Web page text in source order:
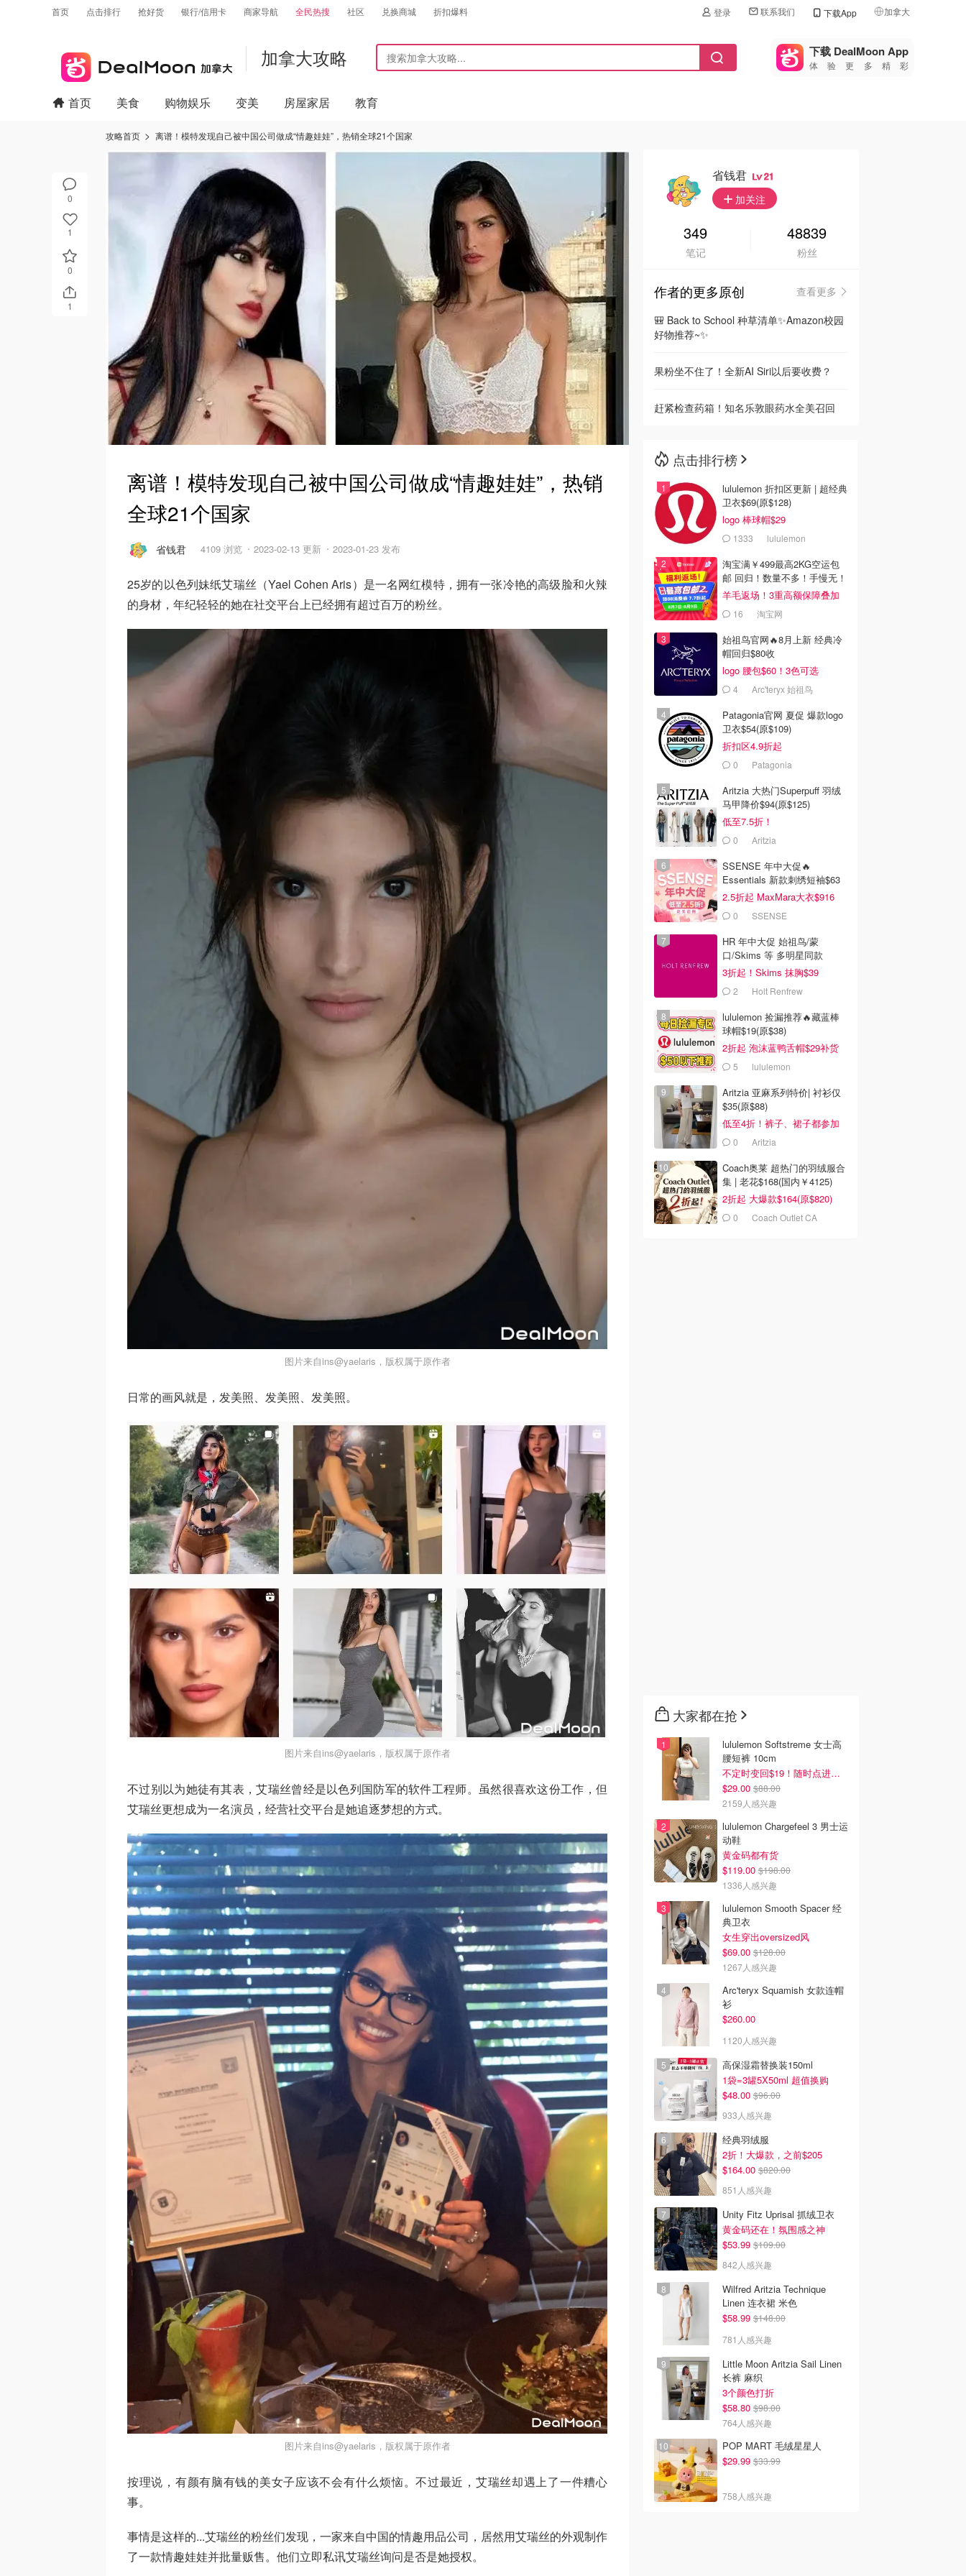
首页 点击排行 抢好货 银行/信用卡 商家导航 全民热搜 社区 兑换商城 折扣爆料 登录 联系我们 下载App 加拿大
🇺🇸
美国
🇨🇳中国
🇮🇹
🇦🇺
🇳🇿新西兰
加拿大攻略 下载 DealMoon App
体验更多精彩
0
1
0
1
首页 美食 购物娱乐 变美 房屋家居 教育
攻略首页 离谱！模特发现自己被中国公司做成“情趣娃娃”，热销全球21个国家
离谱！模特发现自己被中国公司做成“情趣娃娃”，热销
全球21个国家
省钱君 4109 浏览 2023-02-13 更新 2023-01-23 发布
25岁的以色列妹纸艾瑞丝（Yael Cohen Aris）是一名网红模特，拥有一张冷艳的高级脸和火辣
的身材，年纪轻轻的她在社交平台上已经拥有超过百万的粉丝。
图片来自ins@yaelaris，版权属于原作者
日常的画风就是，发美照、发美照、发美照。
图片来自ins@yaelaris，版权属于原作者
不过别以为她徒有其表，艾瑞丝曾经是以色列国防军的软件工程师。虽然很喜欢这份工作，但
艾瑞丝更想成为一名演员，经营社交平台是她追逐梦想的方式。
图片来自ins@yaelaris，版权属于原作者
按理说，有颜有脑有钱的美女子应该不会有什么烦恼。不过最近，艾瑞丝却遇上了一件糟心
事。
事情是这样的...艾瑞丝的粉丝们发现，一家来自中国的情趣用品公司，居然用艾瑞丝的外观制作
了一款情趣娃娃并批量贩售。他们立即私讯艾瑞丝询问是否是她授权。
省钱君 21
加关注
349
笔记
48839
粉丝
作者的更多原创
查看更多
🎒 Back to School 种草清单✨Amazon校园
好物推荐~✨
果粉坐不住了！全新AI Siri以后要收费？
赶紧检查药箱！知名乐敦眼药水全美召回
点击排行榜
lululemon 折扣区更新 | 超经典
卫衣$69(原$128)
logo 棒球帽$29
1333 lululemon
淘宝满￥499最高2KG空运包
邮 回归！数量不多！手慢无！
羊毛返场！3重高额保障叠加
16 淘宝网
始祖鸟官网🔥8月上新 经典冷
帽回归$80收
logo 腰包$60！3色可选
4 Arc'teryx 始祖鸟
Patagonia官网 夏促 爆款logo
卫衣$54(原$109)
折扣区4.9折起
0 Patagonia
Aritzia 大热门Superpuff 羽绒
马甲降价$94(原$125)
低至7.5折！
0 Aritzia
SSENSE 年中大促🔥
Essentials 新款刺绣短袖$63
2.5折起 MaxMara大衣$916
(原$2130)
0 SSENSE
HR 年中大促 始祖鸟/蒙
口/Skims 等 多明星同款
3折起！Skims 抹胸$39
2 Holt Renfrew
lululemon 捡漏推荐🔥藏蓝棒
球帽$19(原$38)
2折起 泡沫蓝鸭舌帽$29补货
5 lululemon
Aritzia 亚麻系列特价| 衬衫仅
$35(原$88)
低至4折！裤子、裙子都参加
0 Aritzia
Coach奥莱 超热门的羽绒服合
集 | 老花$168(国内￥4125)
2折起 大爆款$164(原$820)
0 Coach Outlet CA
大家都在抢
lululemon Softstreme 女士高
腰短裤 10cm
不定时变回$19！随时点进来看
$29.00 $88.00
2159人感兴趣
lululemon Chargefeel 3 男士运
动鞋
黄金码都有货
$119.00 $198.00
1336人感兴趣
lululemon Smooth Spacer 经
典卫衣
女生穿出oversized风
$69.00 $128.00
1267人感兴趣
Arc'teryx Squamish 女款连帽
衫
$260.00
1120人感兴趣
高保湿霜替换装150ml
1袋=3罐5X50ml 超值换购
$48.00 $96.00
933人感兴趣
经典羽绒服
2折！大爆款，之前$205
$164.00 $820.00
851人感兴趣
Unity Fitz Uprisal 抓绒卫衣
黄金码还在！氛围感之神
$53.99 $109.00
842人感兴趣
Wilfred Aritzia Technique
Linen 连衣裙 米色
$58.99 $148.00
781人感兴趣
Little Moon Aritzia Sail Linen
长裤 麻织
3个颜色打折
$58.80 $98.00
764人感兴趣
POP MART 毛绒星星人
$29.99 $33.99
758人感兴趣